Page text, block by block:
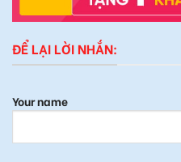
ĐỂ LẠI LỜI NHẮN:
Your name